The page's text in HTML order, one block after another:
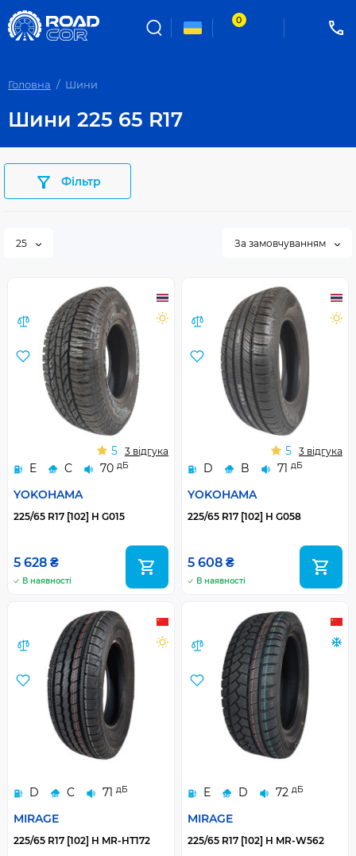
0
Головна Шини
Шини 225 65 R17
Фільтр
25 За замовчуванням
E C 70 дБ
YOKOHAMA
5 3 відгука
225/65 R17 [102] H G015
5 628 ₴
В наявності
D B 71 дБ
YOKOHAMA
5 3 відгука
225/65 R17 [102] H G058
5 608 ₴
В наявності
D C 71 дБ
MIRAGE
225/65 R17 [102] H MR-HT172
E D 72 дБ
MIRAGE
225/65 R17 [102] H MR-W562